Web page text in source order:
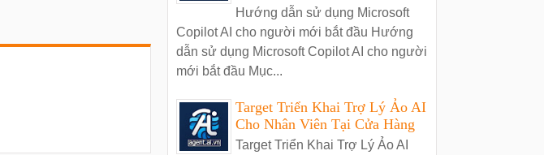
Hướng dẫn sử dụng Microsoft
Copilot AI cho người mới bắt đầu Hướng
dẫn sử dụng Microsoft Copilot AI cho người
mới bắt đầu Mục...
Target Triển Khai Trợ Lý Ảo AI
Cho Nhân Viên Tại Cửa Hàng
Target Triển Khai Trợ Lý Ảo AI